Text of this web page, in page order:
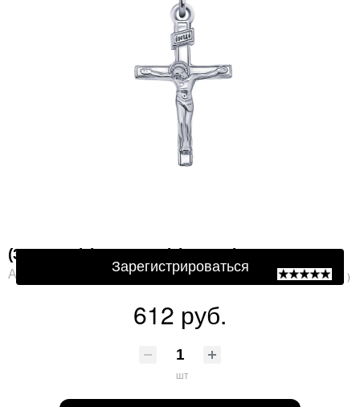
(3027-925) (Подвеска) (Ag 925)
Артикул: 3027-925 ( 0 )
612 руб.
шт
Защита от автоматической регистрации
Зарегистрироваться